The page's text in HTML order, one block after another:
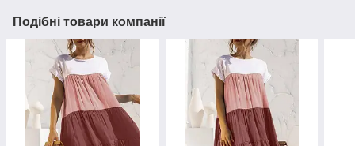
Подібні товари компанії